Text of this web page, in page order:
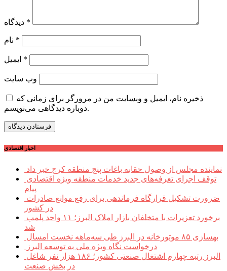
*
*
*
وب‌ سایت
ذخیره نام، ایمیل و وبسایت من در مرورگر برای زمانی که
دوباره دیدگاهی می‌نویسم.
اخبار اقتصادی
نماینده مجلس از وصول حقابه باغات پنج منطقه کرج خبر داد
پیام
در کشور
شد
بهسازی ۸۵ موتورخانه در البرز طی سه‌ماهه نخست امسال
درخواست نگاه ویژه ملی به توسعه البرز
در بخش صنعت